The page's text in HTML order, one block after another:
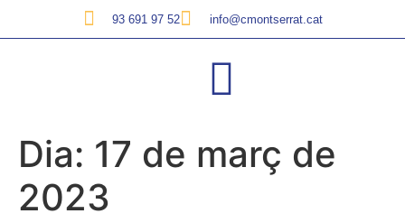
93 691 97 52 info@cmontserrat.cat
Dia: 17 de març de
2023